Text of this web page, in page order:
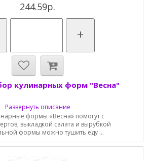
244.59р.
+
кулинарных форм "Весна"
Развернуть описание
формы «Весна» помогут с
выкладкой салата и вырубкой
формы можно тушить еду ...